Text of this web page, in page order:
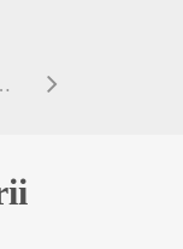
la soare